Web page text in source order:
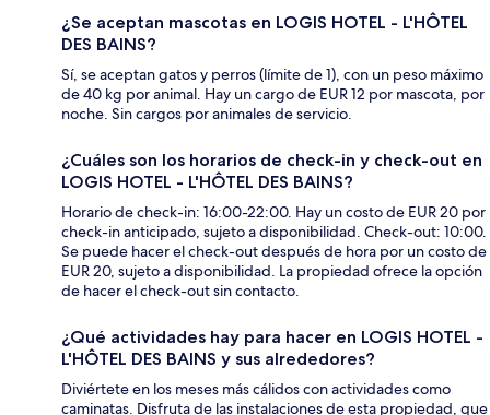
¿Se aceptan mascotas en LOGIS HOTEL - L'HÔTEL
DES BAINS?
Sí, se aceptan gatos y perros (límite de 1), con un peso máximo
de 40 kg por animal. Hay un cargo de EUR 12 por mascota, por
noche. Sin cargos por animales de servicio.
¿Cuáles son los horarios de check-in y check-out en
LOGIS HOTEL - L'HÔTEL DES BAINS?
Horario de check-in: 16:00-22:00. Hay un costo de EUR 20 por
check-in anticipado, sujeto a disponibilidad. Check-out: 10:00.
Se puede hacer el check-out después de hora por un costo de
EUR 20, sujeto a disponibilidad. La propiedad ofrece la opción
de hacer el check-out sin contacto.
¿Qué actividades hay para hacer en LOGIS HOTEL -
L'HÔTEL DES BAINS y sus alrededores?
Diviértete en los meses más cálidos con actividades como
caminatas. Disfruta de las instalaciones de esta propiedad, que